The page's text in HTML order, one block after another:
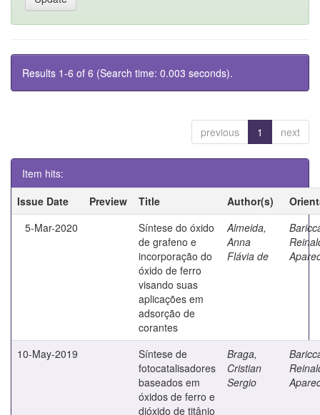
Results 1-6 of 6 (Search time: 0.003 seconds).
previous 1 next
Item hits:
Issue Date
Preview Title Author(s)
5-Mar-2020
Síntese do óxido
de grafeno e
incorporação do
óxido de ferro
visando suas
aplicações em
adsorção de
corantes
Almeida,
Anna
Flávia de
10-May-2019
Síntese de
fotocatalisadores
baseados em
óxidos de ferro e
dióxido de titânio
Braga,
Cristian
Sergio